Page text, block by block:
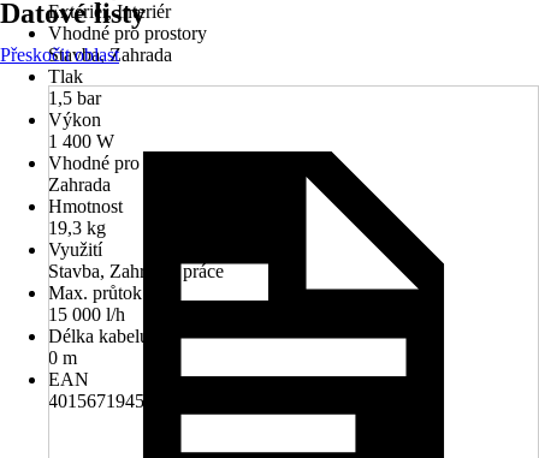
Exteriér, Interiér
Vhodné pro prostory
Stavba, Zahrada
Tlak
1,5 bar
Výkon
1 400 W
Vhodné pro
Zahrada
Hmotnost
19,3 kg
Využití
Stavba, Zahradní práce
Max. průtok
15 000 l/h
Délka kabelu
0 m
EAN
4015671945051
Datové listy
Přeskočit oblast